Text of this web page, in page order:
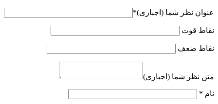
عنوان نظر شما (اجباری)*
نقاط قوت
نقاط ضعف
متن نظر شما (اجباری)
نام *